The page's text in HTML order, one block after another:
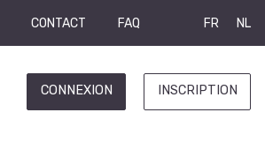
CONTACT FAQ FR NL
CONNEXION INSCRIPTION